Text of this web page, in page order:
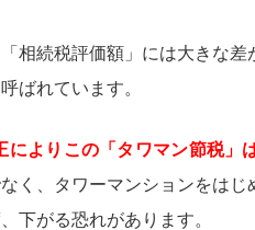
相続税評価額」には大きな
ばれています。
によりこの「タワマン節税」
く、タワーマンションをは
下がる恐れがあります。